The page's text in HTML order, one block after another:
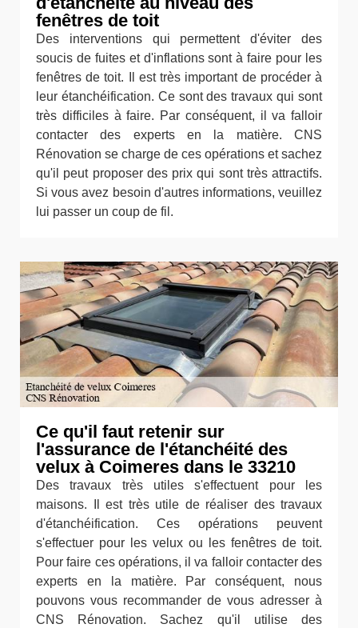
fenêtres de toit
Des interventions qui permettent d'éviter des
soucis de fuites et d'inflations sont à faire pour les
fenêtres de toit. Il est très important de procéder à
leur étanchéification. Ce sont des travaux qui sont
très difficiles à faire. Par conséquent, il va falloir
contacter des experts en la matière. CNS
Rénovation se charge de ces opérations et sachez
qu'il peut proposer des prix qui sont très attractifs.
Si vous avez besoin d'autres informations, veuillez
lui passer un coup de fil.
Ce qu'il faut retenir sur
l'assurance de l'étanchéité des
velux à Coimeres dans le 33210
Des travaux très utiles s'effectuent pour les
maisons. Il est très utile de réaliser des travaux
d'étanchéification. Ces opérations peuvent
s'effectuer pour les velux ou les fenêtres de toit.
Pour faire ces opérations, il va falloir contacter des
experts en la matière. Par conséquent, nous
pouvons vous recommander de vous adresser à
CNS Rénovation. Sachez qu'il utilise des